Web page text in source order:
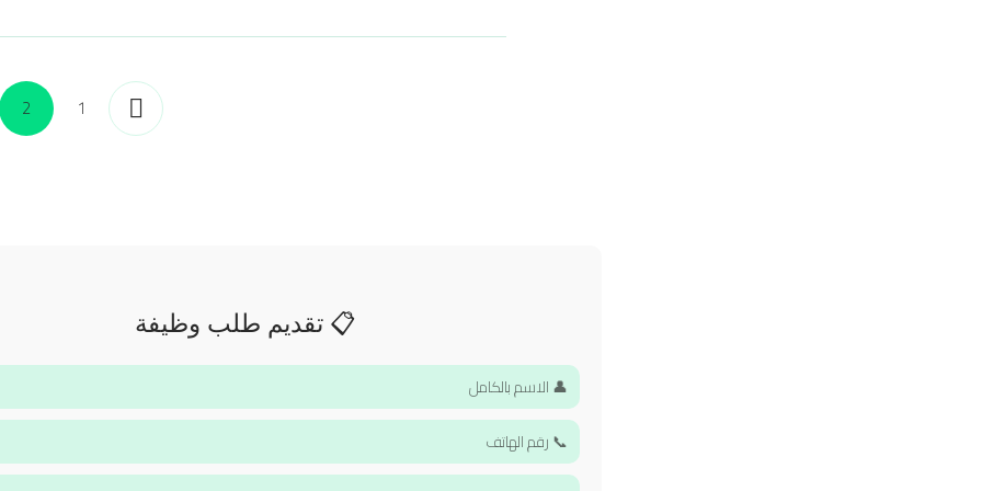
1
2
📋 تقديم طلب وظيفة